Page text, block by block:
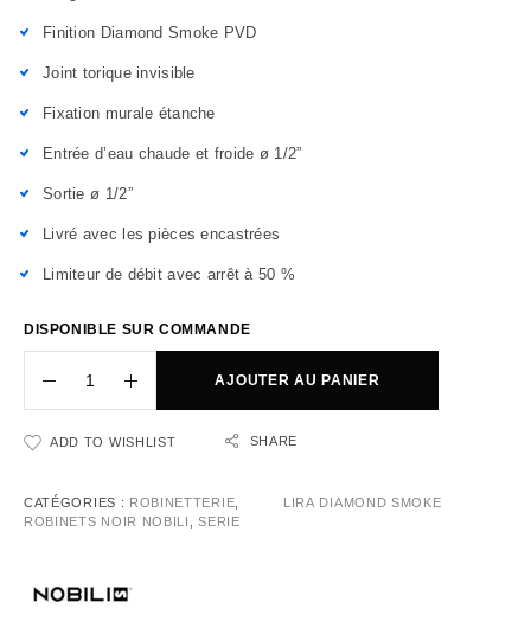
Finition Diamond Smoke PVD
Joint torique invisible
Fixation murale étanche
Entrée d’eau chaude et froide ø 1/2”
Sortie ø 1/2”
Livré avec les pièces encastrées
Limiteur de débit avec arrêt à 50 %
DISPONIBLE SUR COMMANDE
AJOUTER AU PANIER
ADD TO WISHLIST SHARE
CATÉGORIES : ROBINETTERIE
ROBINETS NOIR NOBILI
,SERIE
LIRA DIAMOND SMOKE